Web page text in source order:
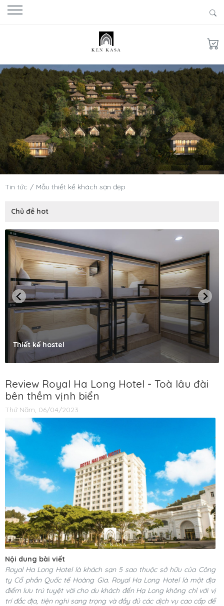
Tin tức Mẫu thiết kế khách sạn đẹp
Chủ đề hot
Thiết kế hostel
Review Royal Ha Long Hotel - Toà lâu đài
bên thềm vịnh biển
Thứ Năm, 06/04/2023
Nội dung bài viết
Royal Ha Long Hotel là khách sạn 5 sao thuộc sở hữu của Công
ty Cổ phần Quốc tế Hoàng Gia. Royal Ha Long Hotel là một địa
điểm lưu trú tuyệt vời cho du khách đến Hạ Long không chỉ với vị
trí đắc địa, tiện nghi sang trọng và đầy đủ các dịch vụ cao cấp để